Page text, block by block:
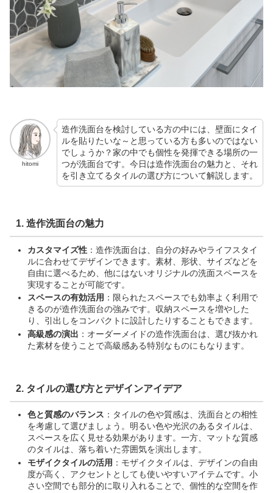
hitomi
造作洗面台を検討している方の中には、壁面にタイ
ルを貼りたいな～と思っている方も多いのではない
でしょうか？家の中でも個性を発揮できる場所の一
つが洗面台です。今日は造作洗面台の魅力と、それ
を引き立てるタイルの選び方について解説します。
1. 造作洗面台の魅力
カスタマイズ性：造作洗面台は、自分の好みやライフスタイ
ルに合わせてデザインできます。素材、形状、サイズなどを
自由に選べるため、他にはないオリジナルの洗面スペースを
実現することが可能です。
スペースの有効活用 ：限られたスペースでも効率よく利用で
きるのが造作洗面台の強みです。収納スペースを増やした
り、引出しをコンパクトに設計したりすることもできます。
高級感の演出 ：オーダーメイドの造作洗面台は、選び抜かれ
た素材を使うことで高級感ある特別なものにもなります。
2. タイルの選び方とデザインアイデア
色と質感のバランス ：タイルの色や質感は、洗面台との相性
を考慮して選びましょう。明るい色や光沢のあるタイルは、
スペースを広く見せる効果があります。一方、マットな質感
のタイルは、落ち着いた雰囲気を演出します。
モザイクタイルの活用 ：モザイクタイルは、デザインの自由
度が高く、アクセントとしても使いやすいアイテムです。小
さい空間でも部分的に取り入れることで、個性的な空間を作